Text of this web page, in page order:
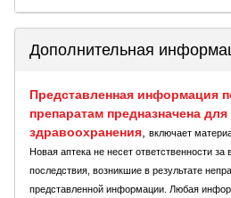
Дополнительная
Представленная информация
препаратам предназначена
здравоохранения
включает
Новая аптека не несет ответственности
последствия, возникшие в результате
представленной информации. Любая